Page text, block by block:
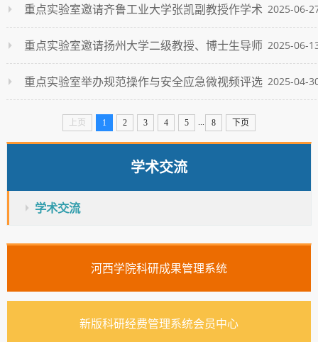
士学术报告 2025-06-
重点实验室邀请齐鲁工业大学张凯副教授作学术
报告 2025-06-
重点实验室邀请扬州大学二级教授、博士生导师
王幼平作学术报告 2025-04-
重点实验室举办规范操作与安全应急微视频评选
上页 1 2 3 4 5 8 下页
学术交流
学术交流
河西学院科研成果管理系统
新版科研经费管理系统会员中心